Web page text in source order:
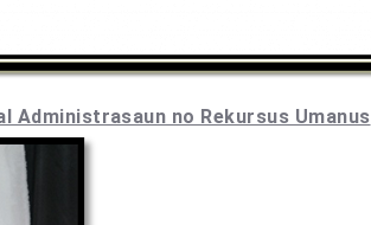
Administrasaun no Rekursus Umanus